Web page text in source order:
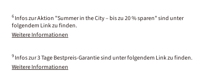
6 Infos zur Aktion "Summer in the City – bis zu 20 % sparen" sind unter
folgendem Link zu finden.
Weitere Informationen
9 Infos zur 3 Tage Bestpreis-Garantie sind unter folgendem Link zu finden.
Weitere Informationen